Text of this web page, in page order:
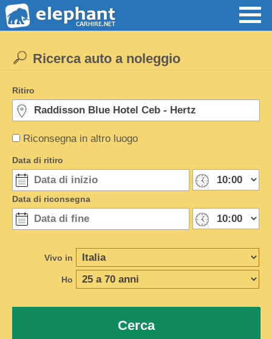
Riconsegna in altro luogo
Ricerca auto a noleggio
Ritiro
Data di ritiro
Data di riconsegna
Vivo in
Ho
Cerca